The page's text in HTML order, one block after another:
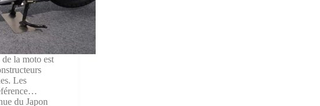
la moto est
Les
du Japon